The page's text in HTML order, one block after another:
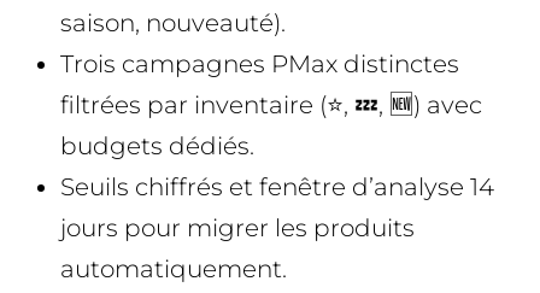
saison, nouveauté).
Trois campagnes PMax distinctes
filtrées par inventaire (⭐, 💤, 🆕) avec
budgets dédiés.
Seuils chiffrés et fenêtre d’analyse 14
jours pour migrer les produits
automatiquement.